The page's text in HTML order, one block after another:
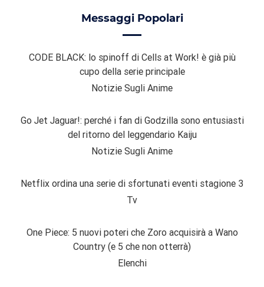
Messaggi Popolari
CODE BLACK: lo spinoff di Cells at Work! è già più
cupo della serie principale
Notizie Sugli Anime
Go Jet Jaguar!: perché i fan di Godzilla sono entusiasti
del ritorno del leggendario Kaiju
Notizie Sugli Anime
Netflix ordina una serie di sfortunati eventi stagione 3
Tv
One Piece: 5 nuovi poteri che Zoro acquisirà a Wano
Country (e 5 che non otterrà)
Elenchi